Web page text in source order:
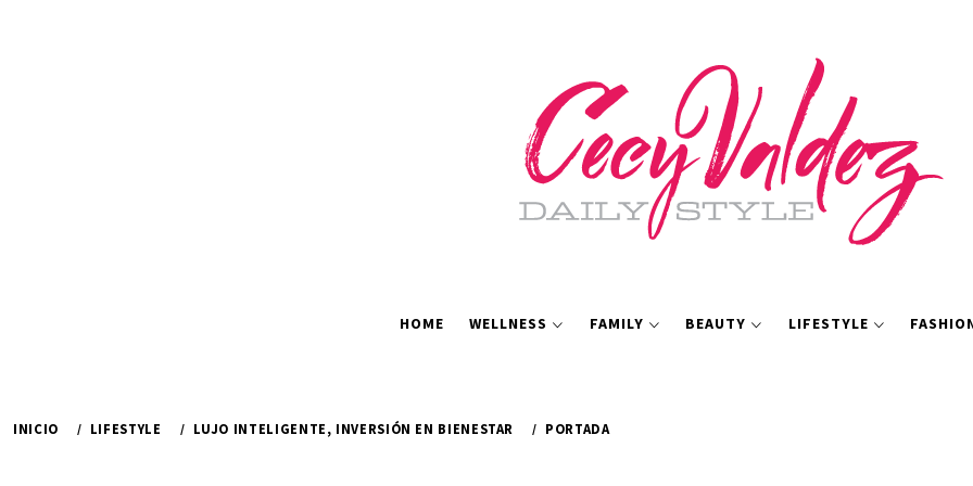
HOME WELLNESS FAMILY BEAUTY LIFESTYLE
INICIO LIFESTYLE LUJO INTELIGENTE, INVERSIÓN EN BIENESTAR PORTADA